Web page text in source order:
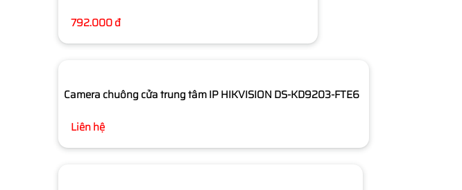
792.000 đ
Camera chuông cửa trung tâm IP HIKVISION DS-KD9203-FTE6
Liên hệ